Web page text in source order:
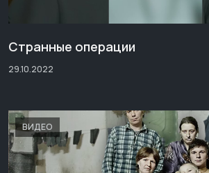
Странные операции
29.10.2022
ВИДЕО